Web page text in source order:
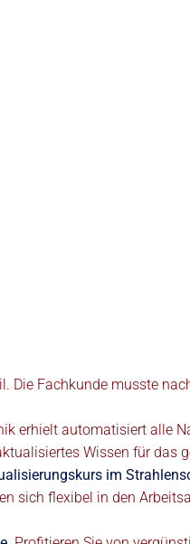
Die Fachkunde musste
erhielt automatisiert alle
Wissen für das
im
sich flexibel in den